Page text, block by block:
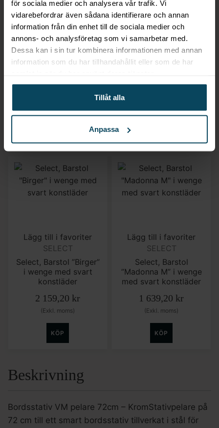
för sociala medier och analysera vår trafik. Vi
vidarebefordrar även sådana identifierare och annan
information från din enhet till de sociala medier och
annons- och analysföretag som vi samarbetar med.
Dessa kan i sin tur kombinera informationen med annan
information som du har tillhandahållit eller som de har
Tillåt alla
Anpassa
Lägg till i favoriter
(Exkl. moms)
Lägg till i favoriter
(Exkl. moms)
Lägg till i favoriter
SELECT
Select, Barstol ”Birger”
i wenge med svart
konstläder
2 159,20 kr
(Exkl. moms)
KÖP
Lägg till i favoriter
SELECT
Select, Barstol
”Madonna M” i wenge
med svart konstläder
1 639,20 kr
(Exkl. moms)
KÖP
Beskrivning
Bordsstativ VM pelare 72cm – KromStativpelare på
72 cm till ett smart bordsstativ tillverkat i stål för